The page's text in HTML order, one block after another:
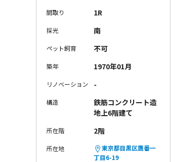
間取り 1R
採光 南
ペット飼育 不可
築年 1970年01月
リノベーション -
構造
鉄筋コンクリート造
地上6階建て
所在階 2階
所在地
東京都目黒区鷹番一
丁目6-19